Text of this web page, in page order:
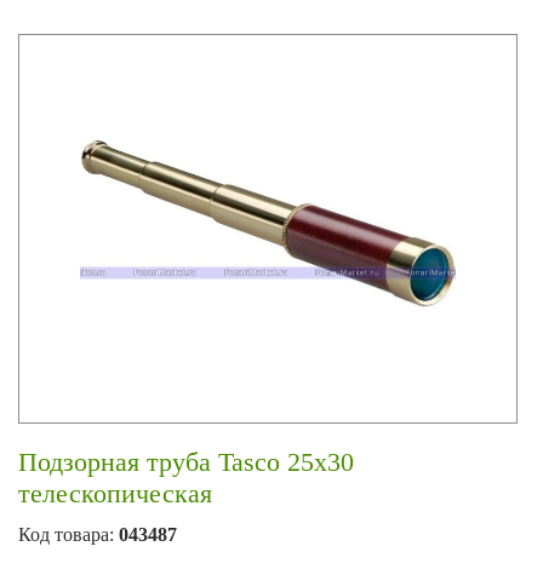
Подзорная труба Tasco 25х30
телескопическая
Код товара: 043487